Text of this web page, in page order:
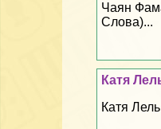
Чаян
Слова)...
Катя
Катя